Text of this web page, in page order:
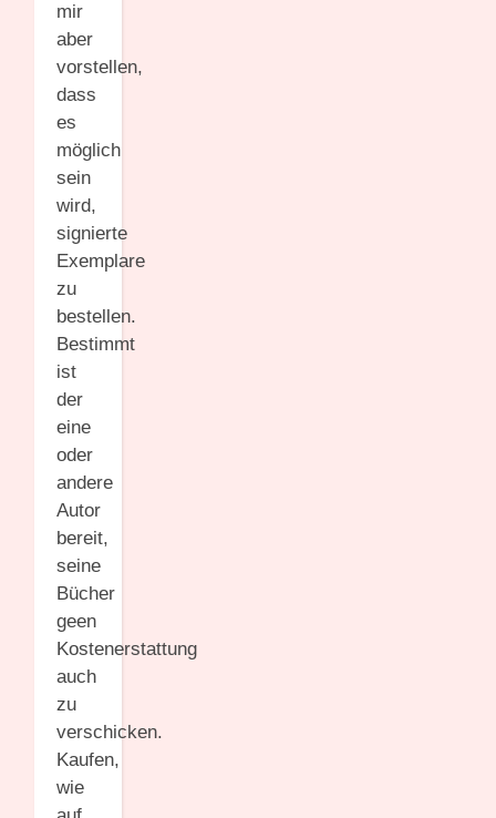
mir
aber
vorstellen,
dass
es
möglich
sein
wird,
signierte
Exemplare
zu
bestellen.
Bestimmt
ist
der
eine
oder
andere
Autor
bereit,
seine
Bücher
geen
Kostenerstattung
auch
zu
verschicken.
Kaufen,
wie